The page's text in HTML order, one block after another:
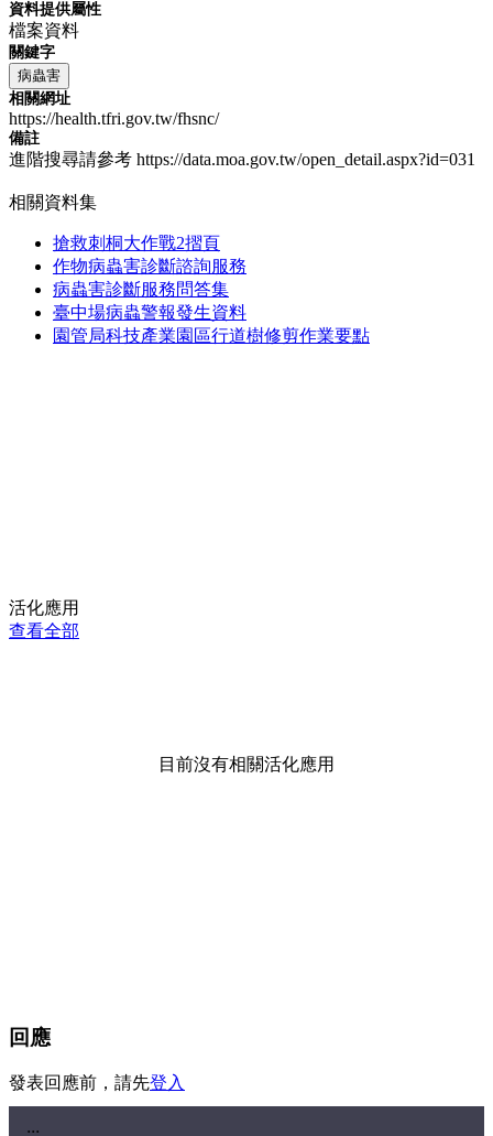
資料提供屬性
檔案資料
關鍵字
病蟲害
相關網址
https://health.tfri.gov.tw/fhsnc/
備註
進階搜尋請參考 https://data.moa.gov.tw/open_detail.aspx?id=031
相關資料集
搶救刺桐大作戰2摺頁
作物病蟲害診斷諮詢服務
病蟲害診斷服務問答集
臺中場病蟲警報發生資料
園管局科技產業園區行道樹修剪作業要點
活化應用
查看全部
目前沒有相關活化應用
回應
發表回應前，請先登入